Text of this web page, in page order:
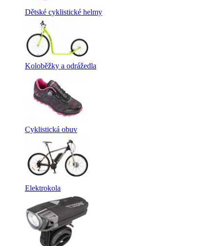
Dětské cyklistické helmy
Koloběžky a odrážedla
Cyklistická obuv
Elektrokola